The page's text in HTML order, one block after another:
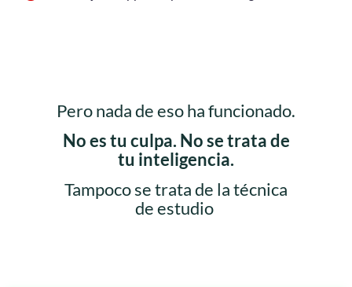
Pero nada de eso ha funcionado.
No es tu culpa. No se trata de
tu inteligencia.
Tampoco se trata de la técnica
de estudio